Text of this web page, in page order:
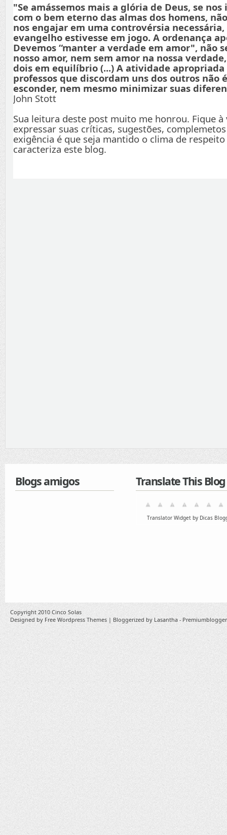
"Se amássemos mais a glória de Deus, se
com o bem eterno das almas dos homens,
nos engajar em uma controvérsia
evangelho estivesse em jogo. A ordenança
Devemos “manter a verdade em amor", não
nosso amor, nem sem amor na nossa
dois em equilíbrio (...) A atividade apropriada
professos que discordam uns dos outros não
esconder, nem mesmo minimizar suas
John Stott
Sua leitura deste post muito me honrou. Fique à
expressar suas críticas, sugestões,
exigência é que seja mantido o clima de
caracteriza este blog.
Blogs amigos Translate This Blog
Translator Widget by Dicas
Copyright 2010 Cinco Solas
Designed by Free Wordpress Themes | Bloggerized by Lasantha -